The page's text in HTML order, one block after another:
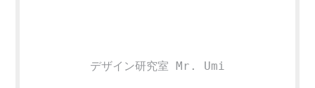
デザイン研究室 Mr. Umi